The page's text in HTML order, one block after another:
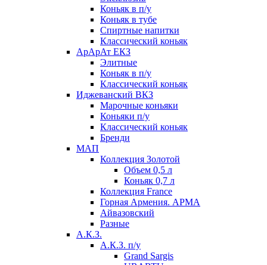
Коньяк в п/у
Коньяк в тубе
Спиртные напитки
Классический коньяк
АрАрАт ЕКЗ
Элитные
Коньяк в п/у
Классический коньяк
Иджеванский ВКЗ
Марочные коньяки
Коньяки п/у
Классический коньяк
Бренди
МАП
Коллекция Золотой
Объем 0,5 л
Коньяк 0,7 л
Коллекция France
Горная Армения. АРМА
Айвазовский
Разные
А.К.З.
А.К.З. п/у
Grand Sargis